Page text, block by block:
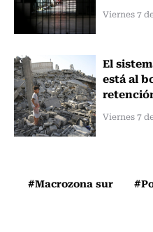
Viernes 7
El
está al
Viernes 7
#Macrozona sur